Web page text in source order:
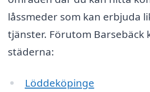
låssmeder som kan erbjuda
tjänster. Förutom Barsebäck
städerna:
Löddeköpinge